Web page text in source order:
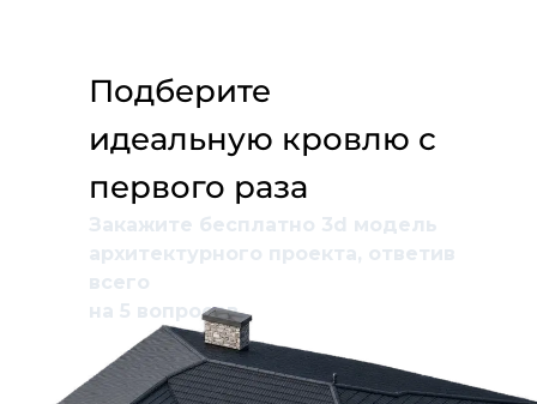
Подберите
идеальную кровлю с
первого раза
Закажите бесплатно 3d модель
архитектурного проекта, ответив
всего
на 5 вопросов